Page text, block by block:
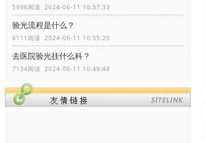
5996阅读 2024-06-11 10:57:33
验光流程是什么？
6111阅读 2024-06-11 10:55:20
去医院验光挂什么科？
7134阅读 2024-06-11 10:49:48